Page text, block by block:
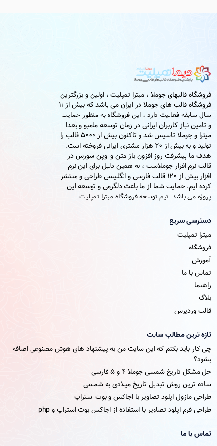
فروشگاه قالبهای جوملا ، میترا تمپلیت ، اولین و بزرگترین
فروشگاه قالب های جوملا در ایران می باشد که بیش از 11
سال سابقه فعالیت دارد ، این فروشگاه به منظور حمایت
و تامین نیاز کاربران ایرانی در زمان توسعه مامبو و بعدا
میترا و جوملا تاسیس شد و تاکنون بیش از 5000 قالب را
تولید و به بیش از 20 هزار مشتری ایرانی فروخته است.
هدف ما پیشرفت روز افزون باز متن و اوپن سورس در
قالب نرم افزار جوملاست ، به همین دلیل برای این نرم
افزار بیش از 120 قالب فارسی و انگلیسی طراحی و منتشر
کرده ایم. حمایت شما از ما باعث دلگرمی و توسعه این
پروژه می باشد. تیم توسعه فروشگاه میترا تمپلیت
دسترسی سریع
میترا تمپلیت
فروشگاه
آموزش
تماس با ما
راهنما
بلاگ
قالب وردپرس
تازه ترین مطالب سایت
چی کار باید بکنم که این سایت من به پیشنهاد های هوش مصنوعی اضافه
بشود؟
حل مشکل تاریخ شمسی جوملا ۴ و ۵ فارسی
ساده ترین روش تبدیل تاریخ میلادی به شمسی
طراحی ماژول اپلود تصاویر با اجاکس و بوت استراپ
طراحی فرم اپلود تصاویر با استفاده از اجاکس بوت استراپ و php
تماس با ما